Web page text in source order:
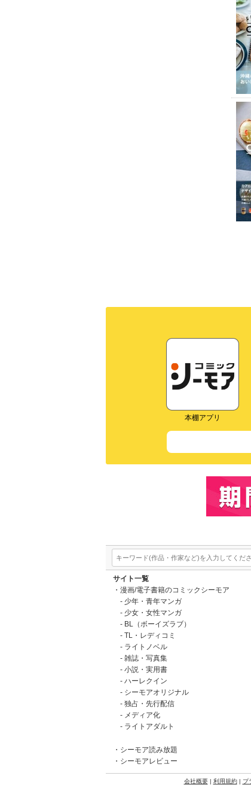
本棚アプリ
サイト一覧
漫画/電子書籍のコミックシーモア
少年・青年マンガ
少女・女性マンガ
BL（ボーイズラブ）
TL・レディコミ
ライトノベル
雑誌・写真集
小説・実用書
ハーレクイン
シーモアオリジナル
独占・先行配信
メディア化
ライトアダルト
シーモア読み放題
シーモアレビュー
会社概要| 利用規約| プ